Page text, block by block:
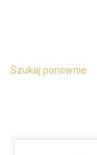
Szukaj ponownie